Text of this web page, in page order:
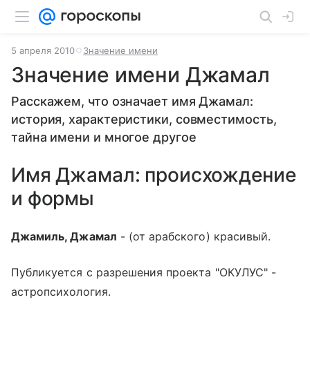
5 апреля 2010 Значение имени
Значение имени Джамал
Расскажем, что означает имя Джамал:
история, характеристики, совместимость,
тайна имени и многое другое
Имя Джамал: происхождение
и формы
Джамиль, Джамал - (от арабского) красивый.
Публикуется с разрешения проекта "ОКУЛУС" -
астропсихология.